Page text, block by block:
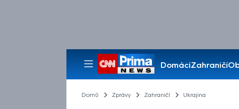
DomácíZahraničí
Pořady
Domů Zprávy Zahraničí Ukrajina